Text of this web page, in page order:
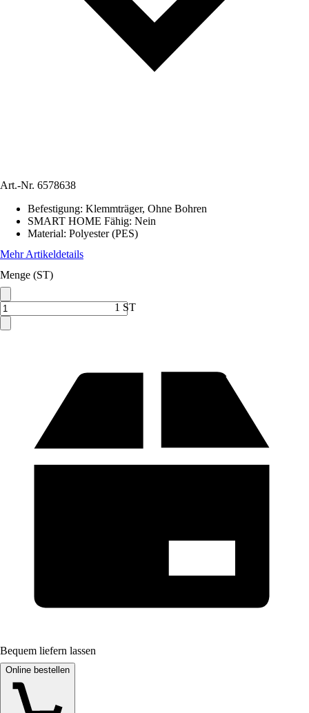
Art.-Nr. 6578638
Befestigung: Klemmträger, Ohne Bohren
SMART HOME Fähig: Nein
Material: Polyester (PES)
Mehr Artikeldetails
Menge (ST)
1 ST
Bequem liefern lassen
Online bestellen